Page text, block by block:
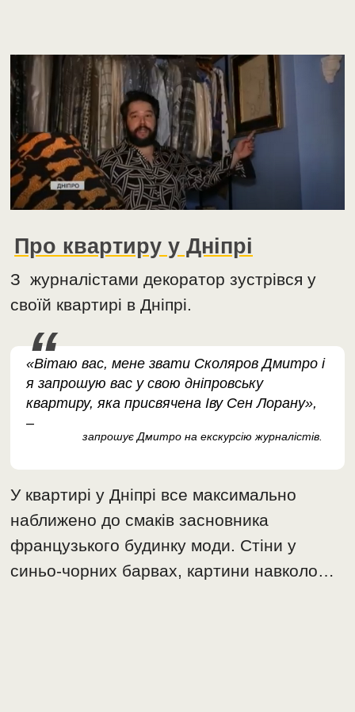
Про квартиру у Дніпрі
З журналістами декоратор зустрівся у
своїй квартирі в Дніпрі.
«Вітаю вас, мене звати Сколяров Дмитро і
я запрошую вас у свою дніпровську
квартиру, яка присвячена Іву Сен Лорану»,
–
запрошує Дмитро на екскурсію журналістів.
У квартирі у Дніпрі все максимально
наближено до смаків засновника
французького будинку моди. Стіни у
синьо-чорних барвах, картини навколо…